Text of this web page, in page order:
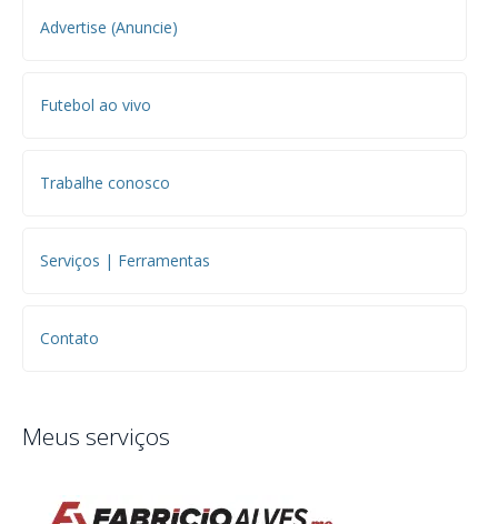
Advertise (Anuncie)
Futebol ao vivo
Trabalhe conosco
Serviços | Ferramentas
Contato
Meus serviços